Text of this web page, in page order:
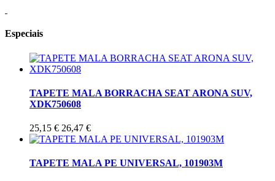
Especiais
TAPETE MALA BORRACHA SEAT ARONA SUV,
XDK750608
25,15 € 26,47 €
TAPETE MALA PE UNIVERSAL, 101903M